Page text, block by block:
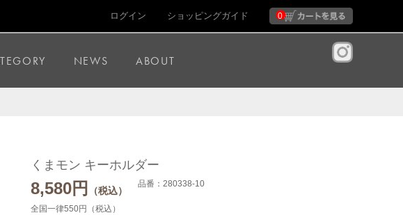
ログイン ショッピングガイド 0
NEWS ABOUT
くまモン キーホルダー
8,580円 （税込）
品番：280338-10
全国一律550円（税込）